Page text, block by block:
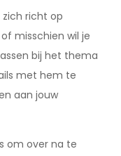
zich richt op
misschien wil je
bij het thema
met hem te
aan jouw
om over na te